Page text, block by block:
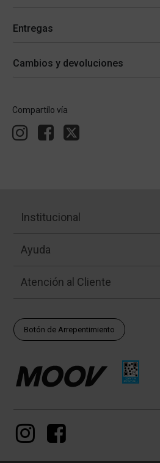
Entregas
Cambios y devoluciones
Compartílo vía
Institucional
Ayuda
Atención al Cliente
Botón de Arrepentimiento